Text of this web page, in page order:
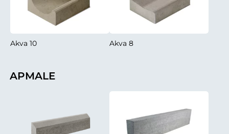
Akva 10 Akva 8
APMALE